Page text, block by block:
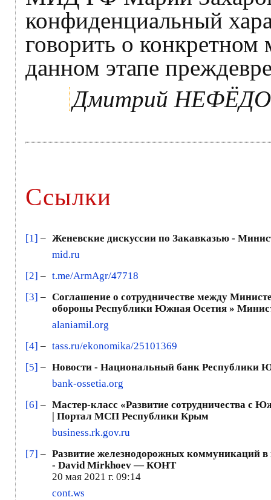
конфиденциальный
говорить о конкретном
данном этапе
Дмитрий
Ссылки
[1] – Женевские дискуссии по Закавказью -
mid.ru
[2] – t.me/ArmAgr/47718
[3] – Соглашение о сотрудничестве между
обороны Республики Южная Осетия »
alaniamil.org
[4] – tass.ru/ekonomika/25101369
[5] – Новости - Национальный банк Республики
bank-ossetia.org
[6] – Мастер-класс «Развитие сотрудничества с
| Портал МСП Республики Крым
business.rk.gov.ru
[7] – Развитие железнодорожных коммуникаций
- David Mirkhoev — КОНТ
20 мая 2021 г. 09:14
cont.ws